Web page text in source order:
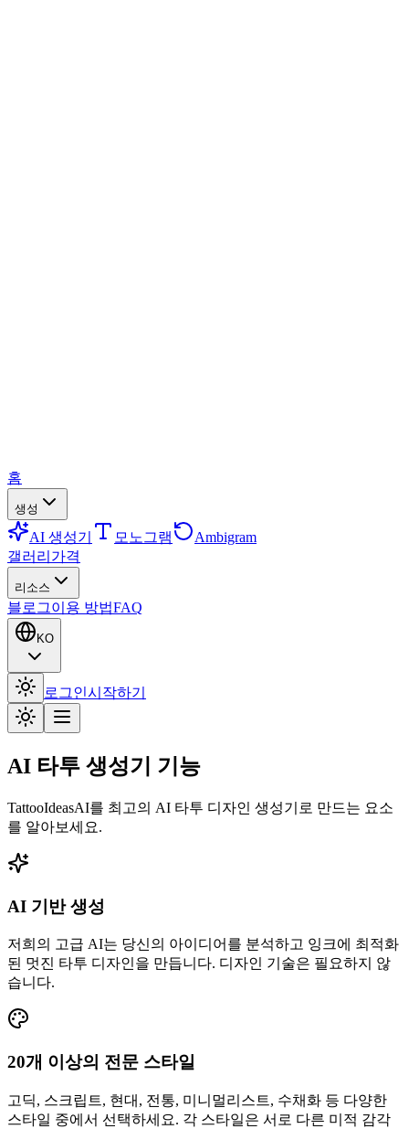
홈
생성
AI 생성기 모노그램
Ambigram
갤러리 가격
리소스
블로그이용 방법FAQ
KO
로그인시작하기
AI 타투 생성기 기능
TattooIdeasAI를 최고의 AI 타투 디자인 생성기로 만드는 요소
를 알아보세요.
AI 기반 생성
저희의 고급 AI는 당신의 아이디어를 분석하고 잉크에 최적화
된 멋진 타투 디자인을 만듭니다. 디자인 기술은 필요하지 않
습니다.
20개 이상의 전문 스타일
고딕, 스크립트, 현대, 전통, 미니멀리스트, 수채화 등 다양한
스타일 중에서 선택하세요. 각 스타일은 서로 다른 미적 감각